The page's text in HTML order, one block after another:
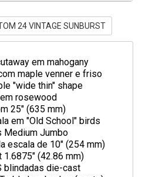
24 VINTAGE SUNBURST
em mahogany
maple venner e friso
"wide thin" shape
rosewood
25" (635 mm)
em "Old School" birds
Medium Jumbo
escala de 10" (254 mm)
1.6875" (42.86 mm)
blindadas die-cast